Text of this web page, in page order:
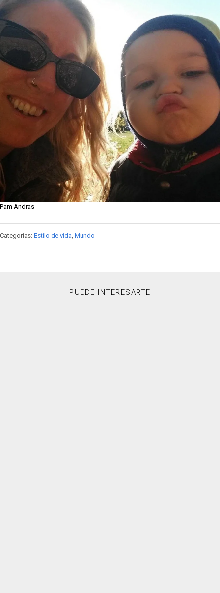
Pam Andras
Categorías: Estilo de vida Mundo
PUEDE INTERESARTE